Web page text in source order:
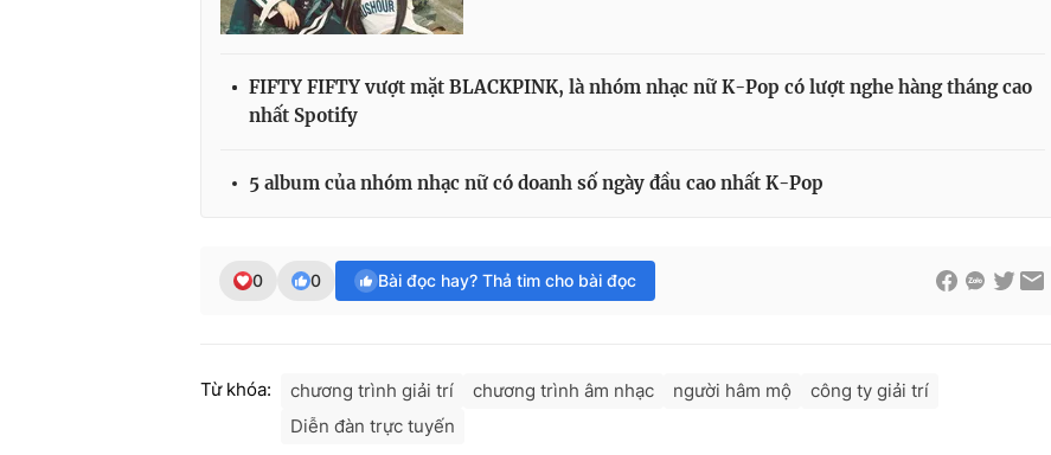
FIFTY FIFTY vượt mặt BLACKPINK, là nhóm nhạc nữ K-Pop có lượt nghe hàng tháng cao
nhất Spotify
5 album của nhóm nhạc nữ có doanh số ngày đầu cao nhất K-Pop
0 0 Bài đọc hay? Thả tim cho bài đọc
Từ khóa: chương trình giải trí chương trình âm nhạc người hâm mộ
công ty giải trí
Diễn đàn trực tuyến